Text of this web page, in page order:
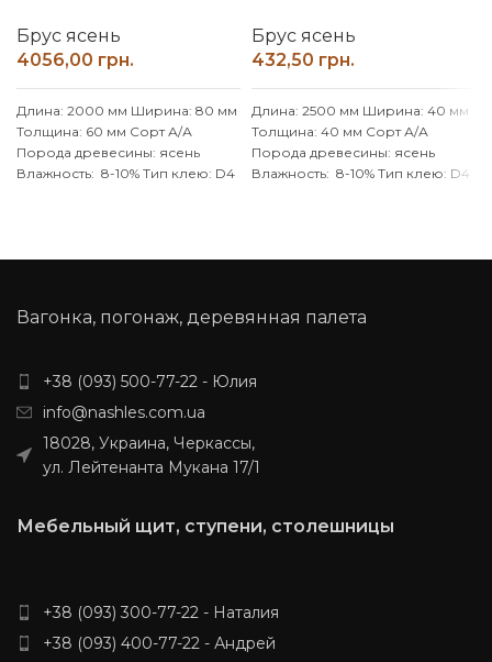
Брус ясень
грн.
Длина: 2000 мм Ширина: 80 мм
Толщина: 60 мм Сорт А/А
Порода древесины: ясень
Влажность: 8-10% Тип клею: D4
калиброванный,
Брус ясень
грн.
Длина: 2500 мм Ширина: 40 мм
Толщина: 40 мм Сорт А/А
Порода древесины: ясень
Влажность: 8-10% Тип клею: D4
калиброванный,
Вагонка, погонаж, деревянная палета
+38 (093) 500-77-22 - Юлия
info@nashles.com.ua
18028, Украина, Черкассы,
ул. Лейтенанта Мукана 17/1
Мебельный щит, ступени, столешницы
+38 (093) 300-77-22 - Наталия
+38 (093) 400-77-22 - Андрей